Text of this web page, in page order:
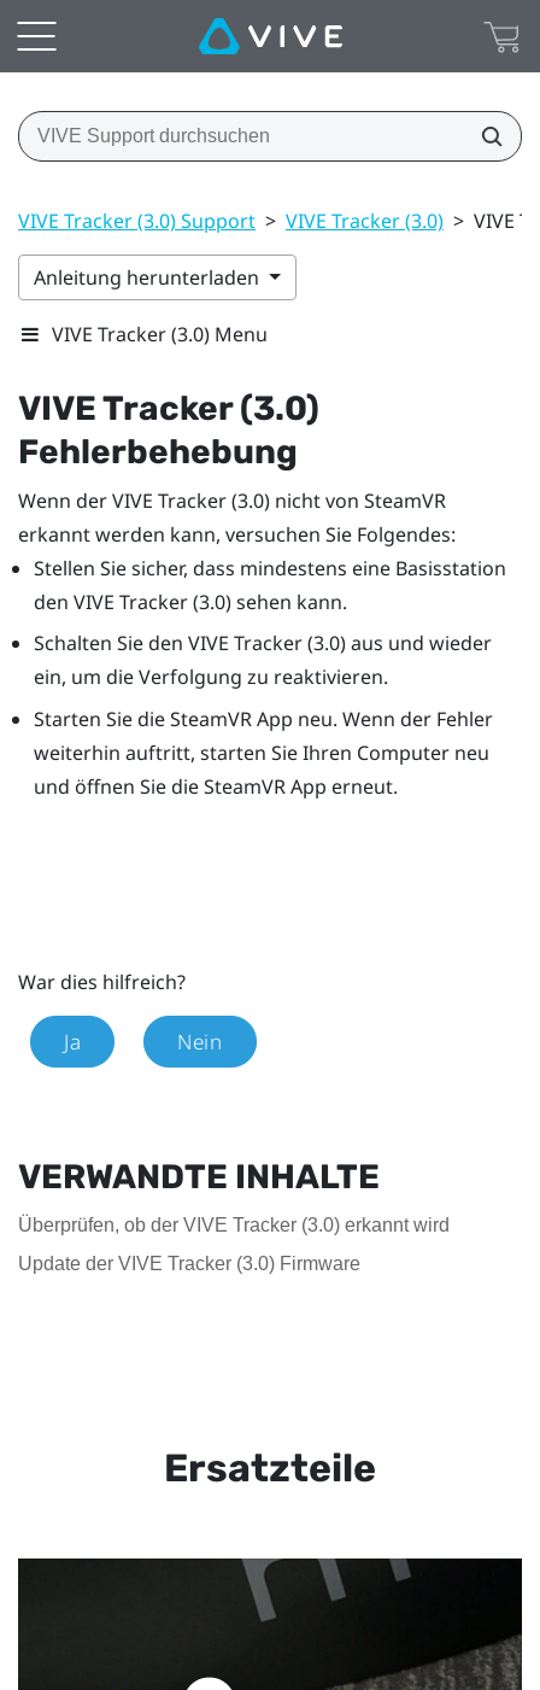
VIVE Tracker (3.0) Support > VIVE Tracker (3.0) > VIVE
Anleitung herunterladen
VIVE Tracker (3.0) Menu
VIVETracker (3.0)
Fehlerbehebung
Wenn derVIVE Tracker (3.0) nicht von SteamVR
erkannt werden kann, versuchen Sie Folgendes:
Stellen Sie sicher, dass mindestens eine Basisstation
den VIVE Tracker (3.0)sehen kann.
Schalten Sie den VIVE Tracker (3.0)aus und wieder
ein, um die Verfolgung zu reaktivieren.
Starten Sie dieSteamVRApp neu. Wenn der Fehler
weiterhin auftritt, starten Sie Ihren Computer neu
und öffnen Sie dieSteamVRApp erneut.
War dies hilfreich?
Ja Nein
VERWANDTE INHALTE
Überprüfen, ob der VIVE Tracker (3.0) erkannt wird
Update der VIVE Tracker (3.0) Firmware
Ersatzteile